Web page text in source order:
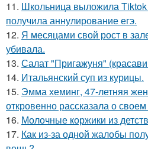
11. Школьница выложила
получила аннулирование егэ.
12. Я месяцами свой рост в
убивала.
13. Салат "Пригажуня"
14. Итальянский суп из курицы.
15. Эмма хеминг, 47-летняя
откровенно рассказала о
16. Молочные коржики из
17. Как из-за одной жалобы